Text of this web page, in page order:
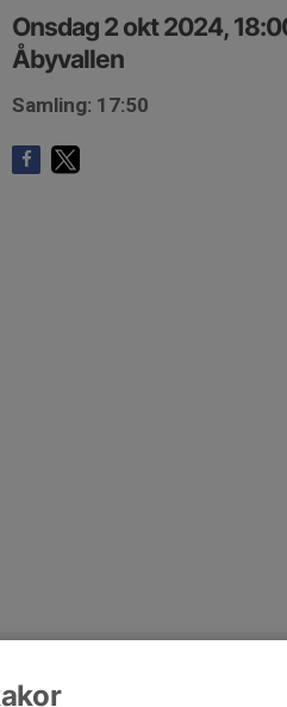
Onsdag 2 okt 2024,
Åbyvallen
Samling: 17:50